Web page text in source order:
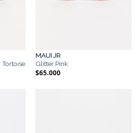
MAUI JR
Glitter Pink
$65.000